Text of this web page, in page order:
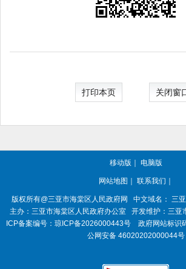
打印本页 关闭窗
移动版 ｜ 电脑版
网站地图 ｜ 联系我们 ｜
版权所有@三亚市海棠区人民政府网 中文域名：
三
主办：三亚市海棠区人民政府办公室
开发维护：三亚
ICP备案编号： 琼ICP备2026000443号 政府网站标识
公网安备 46020202000044号